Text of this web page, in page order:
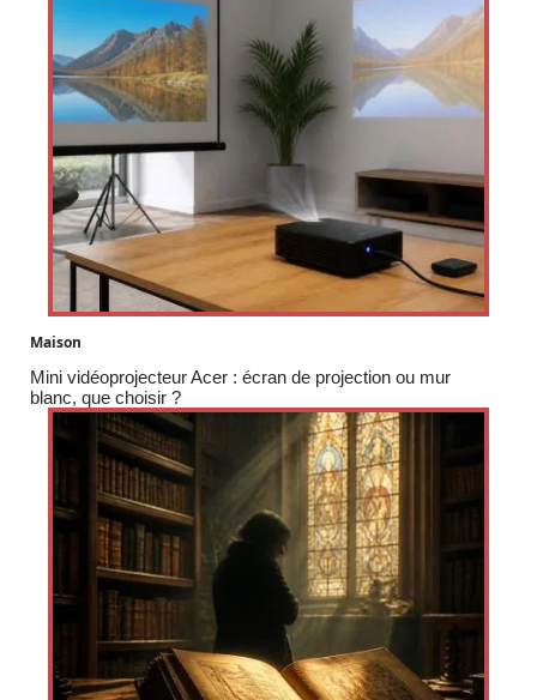
Maison
Mini vidéoprojecteur Acer : écran de projection ou mur
blanc, que choisir ?